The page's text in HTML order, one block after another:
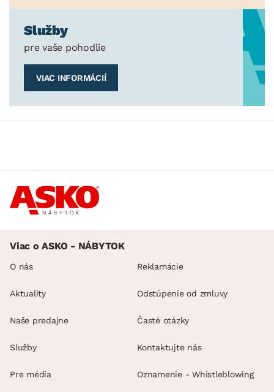
Služby
pre vaše pohodlie
VIAC INFORMÁCIÍ
Viac o ASKO - NÁBYTOK
O nás
Aktuality
Naše predajne
Služby
Pre média
Reklamácie
Odstúpenie od zmluvy
Časté otázky
Kontaktujte nás
Oznamenie - Whistleblowing